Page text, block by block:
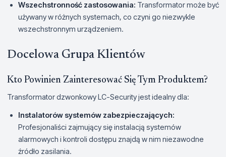
Wszechstronność zastosowania: Transformator może być
używany w różnych systemach, co czyni go niezwykle
wszechstronnym urządzeniem.
Docelowa Grupa Klientów
Kto Powinien Zainteresować Się Tym Produktem?
Transformator dzwonkowy LC-Security jest idealny dla:
Instalatorów systemów zabezpieczających:
Profesjonaliści zajmujący się instalacją systemów
alarmowych i kontroli dostępu znajdą w nim niezawodne
źródło zasilania.